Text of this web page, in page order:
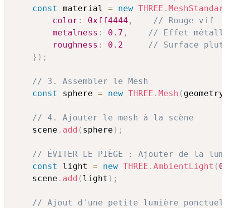
const
material = new THREE .
color : 0xff4444 ,
// Rouge vif
metalness : 0.7 ,
// Effet
roughness : 0.2
// Surface
} ) ;
// 3. Assembler le Mesh
const
sphere = new THREE . Mesh ( geometry
// 4. Ajouter le mesh à la scène
    scene
. add ( sphere ) ;
// ÉVITER LE PIÈGE : Ajouter de la
const
light = new THREE . AmbientLight (
    scene
. add ( light ) ;
// Ajout d'une petite lumière